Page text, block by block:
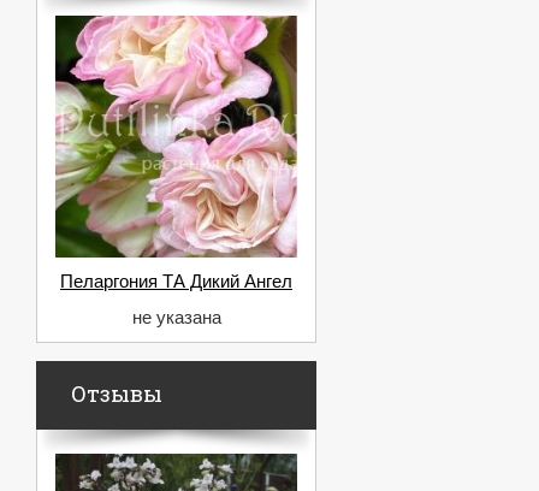
Пеларгония ТА Дикий Ангел
не указана
Отзывы